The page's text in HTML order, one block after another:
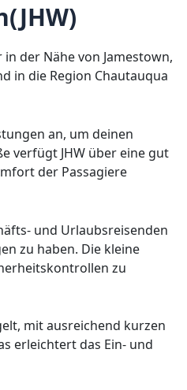
der Nähe von Jamestown,
in die Region Chautauqua
an, um deinen
verfügt JHW über eine gut
der Passagiere
und Urlaubsreisenden
zu haben. Die kleine
zu
mit ausreichend kurzen
erleichtert das Ein- und